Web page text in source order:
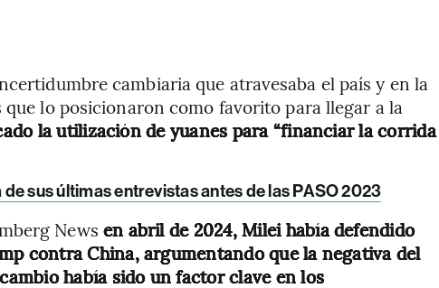
cambiaria que atravesaba el país y en la
lo posicionaron como favorito para llegar a la
la utilización de yuanes para “financiar la corrida
sus últimas entrevistas antes de las PASO 2023
News en abril de 2024, Milei había defendido
contra China, argumentando que la negativa del
había sido un factor clave en los